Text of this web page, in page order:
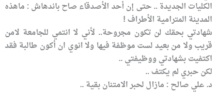
الكليات الجديدة .. حتى إن أحد الأصدقاء صاح باندهاش : ماهذه
المدينة المترامية الأطراف !
شهادتي بحقك لن تكون مجروحة.. لأني لا انتمي للجامعة لامن
قريب ولا من بعيد لست موظفة فيها ولا انوي ان أكون طالبة فقد
اكتفيت بشهادتي ووظيفتي ..
لكن حبري لم يكتف ..
د. علي صالح : مازال لحبر الامتنان بقية ..